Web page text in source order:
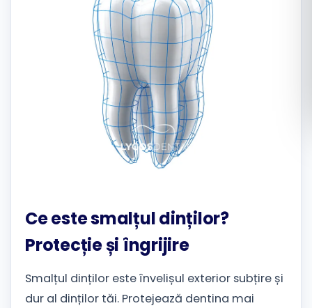
Ce este smalțul dinților?
Protecție și îngrijire
Smalțul dinților este învelișul exterior subțire și
dur al dinților tăi. Protejează dentina mai